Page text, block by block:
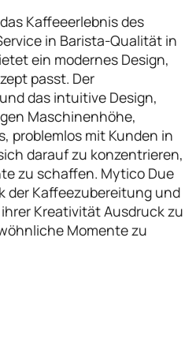
Kaffeeerlebnis des
in Barista-Qualität in
ein modernes Design,
passt. Der
das intuitive Design,
Maschinenhöhe,
problemlos mit Kunden in
darauf zu konzentrieren,
zu schaffen. Mytico Due
der Kaffeezubereitung und
Kreativität Ausdruck zu
Momente zu